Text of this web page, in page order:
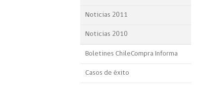
Noticias 2011
Noticias 2010
Boletines ChileCompra Informa
Casos de éxito